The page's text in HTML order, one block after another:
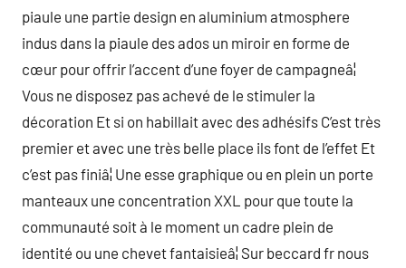
piaule une partie design en aluminium atmosphere
indus dans la piaule des ados un miroir en forme de
cœur pour offrir l’accent d’une foyer de campagneâ¦
Vous ne disposez pas achevé de le stimuler la
décoration Et si on habillait avec des adhésifs C’est très
premier et avec une très belle place ils font de l’effet Et
c’est pas finiâ¦ Une esse graphique ou en plein un porte
manteaux une concentration XXL pour que toute la
communauté soit à le moment un cadre plein de
identité ou une chevet fantaisieâ¦ Sur beccard fr nous